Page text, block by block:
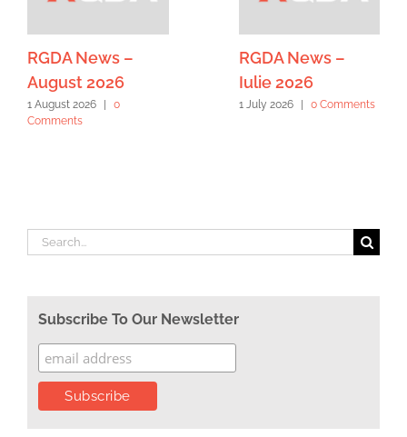
RGDA News –
August 2026
1 August 2026
0
Comments
RGDA News –
Iulie 2026
1 July 2026 0 Comments
Search
Subscribe To Our Newsletter